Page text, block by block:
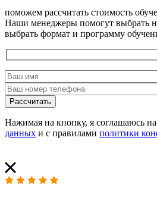
поможем рассчитать стоимость
Наши менеджеры помогут выбрать
выбрать формат и программу
Рассчитать
Нажимая на кнопку, я соглашаюсь на
данных и с правилами политики